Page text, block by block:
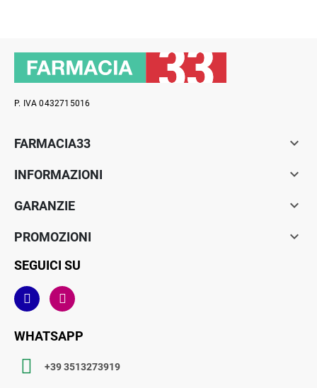
P. IVA 0432715016
FARMACIA33 
INFORMAZIONI 
GARANZIE 
PROMOZIONI 
SEGUICI SU
WHATSAPP
+39 3513273919